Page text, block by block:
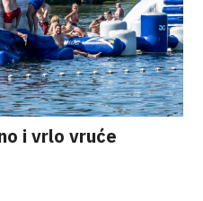
i vrlo vruće